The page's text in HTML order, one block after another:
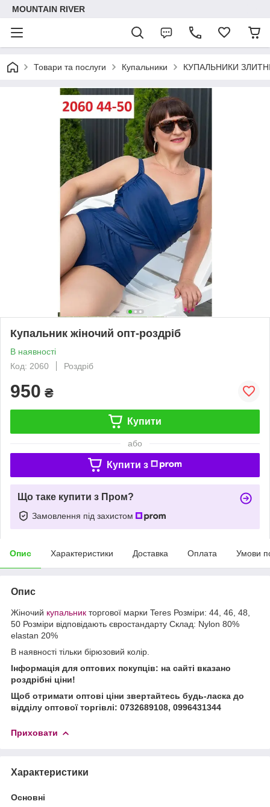
MOUNTAIN RIVER
Товари та послуги Купальники КУПАЛЬНИКИ
Купальник жіночий опт-роздріб
В наявності
Код: 2060
Роздріб
950 ₴
Купити
або
Купити з
Що таке купити з Пром?
Замовлення під захистом
Опис Характеристики Доставка Оплата Умови
Опис
Жіночий купальник торгової марки Teres Розміри: 44, 46, 48,
50 Розміри відповідають євростандарту Склад: Nylon 80%
elastan 20%
В наявності тільки бірюзовий колір.
Інформація для оптових покупців: на сайті вказано
роздрібні ціни!
Щоб отримати оптові ціни звертайтесь будь-ласка до
відділу оптової торгівлі: 0732689108, 0996431344
Приховати
Характеристики
Основні